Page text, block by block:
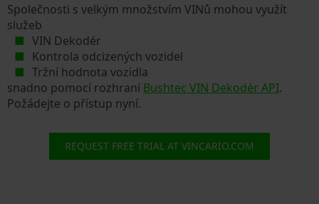
Společnosti s velkým množstvím VINů mohou využít
služeb
VIN Dekodér
Kontrola odcizených vozidel
Tržní hodnota vozidla
snadno pomocí rozhraní Bushtec VIN Dekodér API.
Požádejte o přístup nyní.
REQUEST FREE TRIAL AT VINCARIO.COM